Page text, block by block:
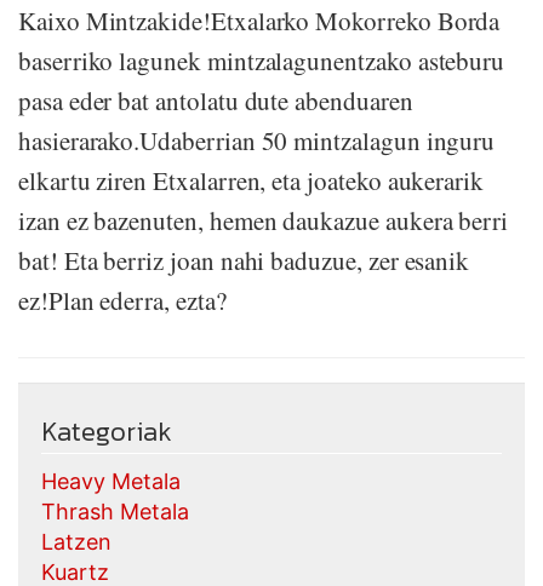
Kaixo Mintzakide!Etxalarko Mokorreko Borda
baserriko lagunek mintzalagunentzako asteburu
pasa eder bat antolatu dute abenduaren
hasierarako.Udaberrian 50 mintzalagun inguru
elkartu ziren Etxalarren, eta joateko aukerarik
izan ez bazenuten, hemen daukazue aukera berri
bat! Eta berriz joan nahi baduzue, zer esanik
ez!Plan ederra, ezta?
Kategoriak
Heavy Metala
Thrash Metala
Latzen
Kuartz